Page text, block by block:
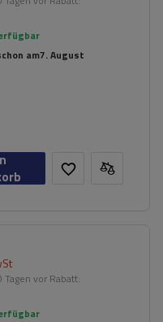
am7. August
Tagen vor Rabatt: